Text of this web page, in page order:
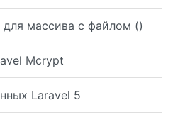
для массива с файлом ()
Mcrypt
Laravel 5